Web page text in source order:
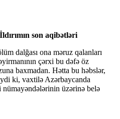
son aqibətləri
dalğası ona məruz qalanları
çərxi bu dəfə öz
baxmadan. Hətta bu həbslər,
ki, vaxtilə Azərbaycanda
üzərinə belə